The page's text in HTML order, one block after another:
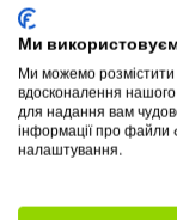
видаляє
верхнього шару і
*За умови
Ми
Ми можемо розмістити
вдосконалення нашого
для надання вам
інформації про файли
налаштування.